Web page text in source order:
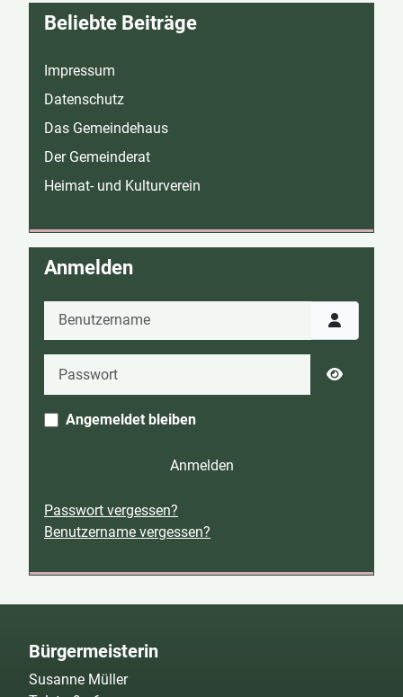
Beliebte Beiträge
Impressum
Datenschutz
Das Gemeindehaus
Der Gemeinderat
Heimat- und Kulturverein
Anmelden
Benutzername
Angemeldet bleiben
Anmelden
Passwort vergessen?
Benutzername vergessen?
Bürgermeisterin
Susanne Müller